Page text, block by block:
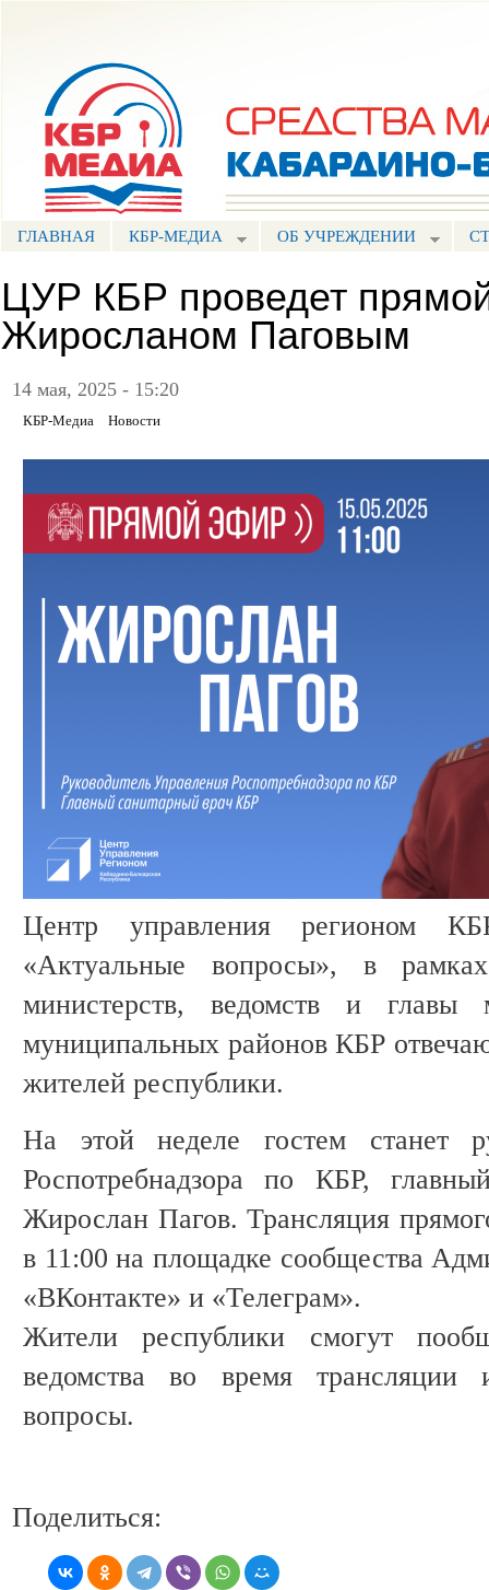
ГЛАВНАЯ КБР-МЕДИА ОБ УЧРЕЖДЕНИИ
ЦУР КБР проведет
Жиросланом Паговым
14 мая, 2025 - 15:20
КБР-Медиа Новости
Центр управления регионом
«Актуальные вопросы», в
министерств, ведомств и главы
муниципальных районов КБР
жителей республики.
На этой неделе гостем станет
Роспотребнадзора по КБР,
Жирослан Пагов. Трансляция
в 11:00 на площадке сообщества
«ВКонтакте» и «Телеграм».
Жители республики смогут
ведомства во время трансляции
вопросы.
Поделиться: